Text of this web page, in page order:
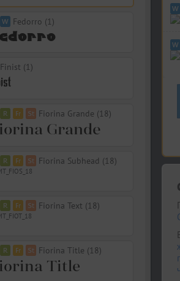
Fedorro (1)
Finist (1)
Fiorina Grande (18)
Fiorina Subhead (18)
Fiorina Text (18)
Fiorina Title (18)